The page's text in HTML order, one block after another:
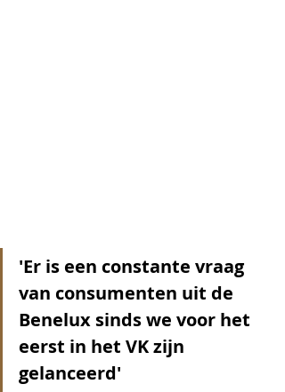
'Er is een constante vraag
van consumenten uit de
Benelux sinds we voor het
eerst in het VK zijn
gelanceerd'